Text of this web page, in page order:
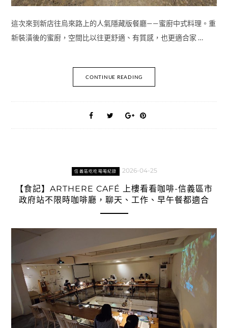
這次來到新店往烏來路上的人氣隱藏版餐廳——蜜廚中式料理。重
新裝潢後的蜜廚，空間比以往更舒適、有質感，也更適合家 …
CONTINUE READING
信義區吃吃喝喝紀錄 2026-04-25
【食記】ARTHERE CAFÉ 上樓看看咖啡-信義區市
政府站不限時咖啡廳，聊天、工作、早午餐都適合